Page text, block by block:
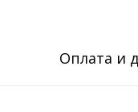
Оплата и